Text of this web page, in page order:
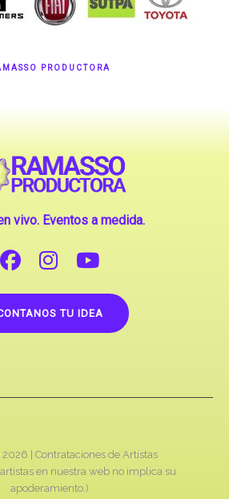
PRODUCTORA
vivo. Eventos a medida.
TU IDEA
| Contrataciones de Artistas
en nuestra web no implica su
apoderamiento.)